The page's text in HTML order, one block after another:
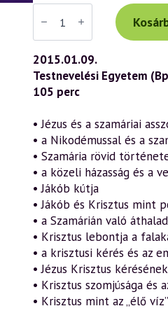
Váradi
Tibor
előadás
(690)
—
„Az
Ige
testté
lett”
János
evangéliuma
a
szellemtudomány
fényében
23.
rész
(2015.01.09.)
mennyiség
2015.01.09.
Testnevelési Egyetem
105 perc
• Jézus és a szamáriai
• a Nikodémussal és a
• Szamária rövid
• a közeli házasság és a
• Jákób kútja
• Jákób és Krisztus mint
• a Szamárián való
• Krisztus lebontja a
• a krisztusi kérés és az
• Jézus Krisztus
• Krisztus szomjúsága és
• Krisztus mint az „élő